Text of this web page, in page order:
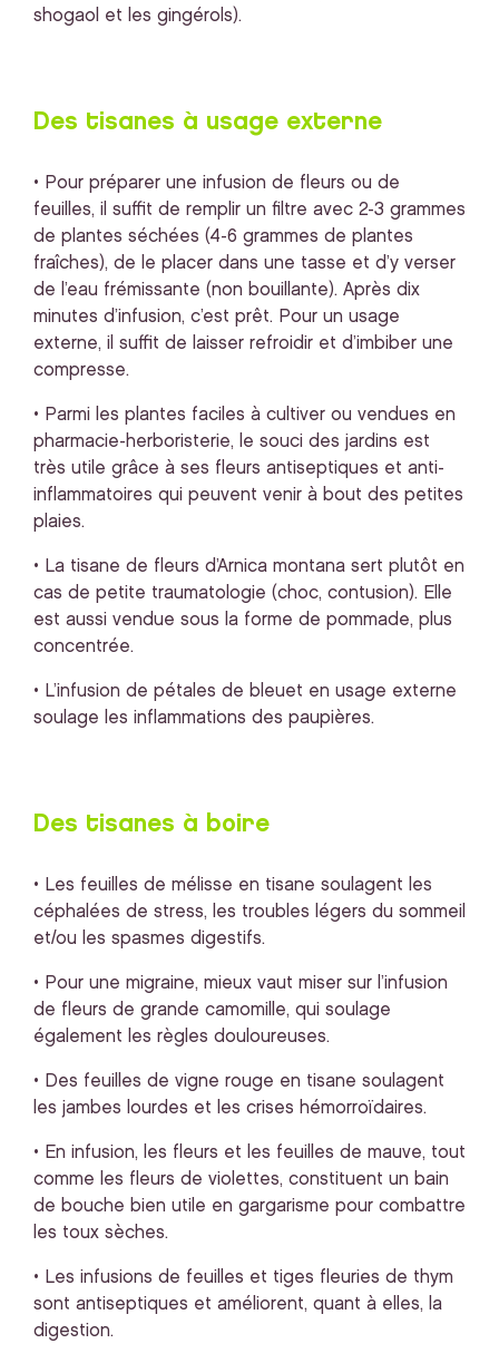
shogaol et les gingérols).
Des tisanes à usage externe
• Pour préparer une infusion de fleurs ou de
feuilles, il suffit de remplir un filtre avec 2-3 grammes
de plantes séchées (4-6 grammes de plantes
fraîches), de le placer dans une tasse et d’y verser
de l’eau frémissante (non bouillante). Après dix
minutes d’infusion, c’est prêt. Pour un usage
externe, il suffit de laisser refroidir et d’imbiber une
compresse.
• Parmi les plantes faciles à cultiver ou vendues en
pharmacie-herboristerie, le souci des jardins est
très utile grâce à ses fleurs antiseptiques et anti-
inflammatoires qui peuvent venir à bout des petites
plaies.
• La tisane de fleurs d’Arnica montana sert plutôt en
cas de petite traumatologie (choc, contusion). Elle
est aussi vendue sous la forme de pommade, plus
concentrée.
• L’infusion de pétales de bleuet en usage externe
soulage les inflammations des paupières.
Des tisanes à boire
• Les feuilles de mélisse en tisane soulagent les
céphalées de stress, les troubles légers du sommeil
et/ou les spasmes digestifs.
• Pour une migraine, mieux vaut miser sur l’infusion
de fleurs de grande camomille, qui soulage
également les règles douloureuses.
• Des feuilles de vigne rouge en tisane soulagent
les jambes lourdes et les crises hémorroïdaires.
• En infusion, les fleurs et les feuilles de mauve, tout
comme les fleurs de violettes, constituent un bain
de bouche bien utile en gargarisme pour combattre
les toux sèches.
• Les infusions de feuilles et tiges fleuries de thym
sont antiseptiques et améliorent, quant à elles, la
digestion.